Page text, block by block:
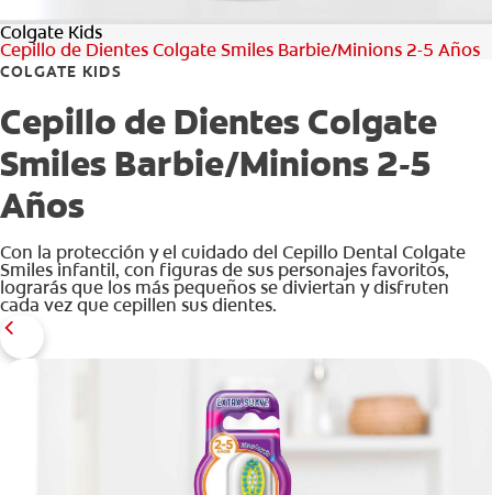
Colgate Kids
Cepillo de Dientes Colgate Smiles Barbie/Minions 2-5 Años
COLGATE KIDS
Cepillo de Dientes Colgate
Smiles Barbie/Minions 2-5
Años
Con la protección y el cuidado del Cepillo Dental Colgate
Smiles infantil, con figuras de sus personajes favoritos,
lograrás que los más pequeños se diviertan y disfruten
cada vez que cepillen sus dientes.